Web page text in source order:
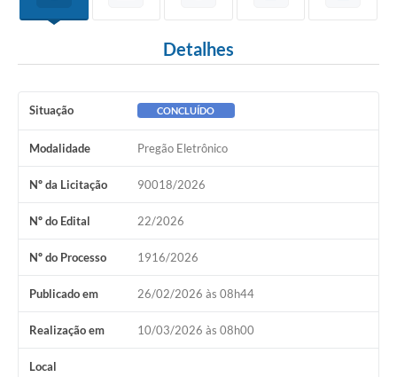
Detalhes
Situação CONCLUÍDO
Modalidade Pregão Eletrônico
Nº da Licitação 90018/2026
Nº do Edital 22/2026
Nº do Processo 1916/2026
Publicado em 26/02/2026 às 08h44
Realização em 10/03/2026 às 08h00
Local